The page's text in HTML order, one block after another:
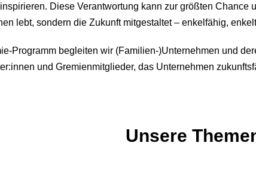
Diese Verantwortung kann zur größten Chance
lebt, sondern die Zukunft mitgestaltet – enkelfähig,
Programm begleiten wir (Familien-)Unternehmen und
und Gremienmitglieder, das Unternehmen
Unsere